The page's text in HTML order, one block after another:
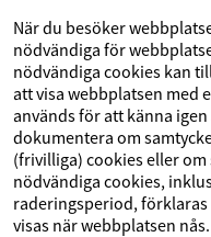
När du besöker
nödvändiga för
nödvändiga cookies kan
att visa webbplatsen med
används för att känna
dokumentera om
(frivilliga) cookies eller
nödvändiga cookies,
raderingsperiod,
visas när webbplatsen nås.